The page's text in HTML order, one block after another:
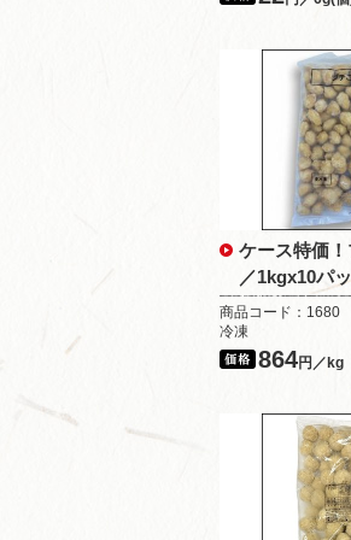
ケース特価
／1kgx10パ
商品コード：1680
冷凍
864円／kg